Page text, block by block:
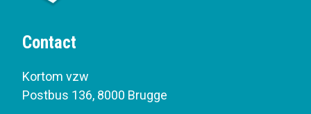
Contact
Kortom vzw
Postbus 136, 8000 Brugge